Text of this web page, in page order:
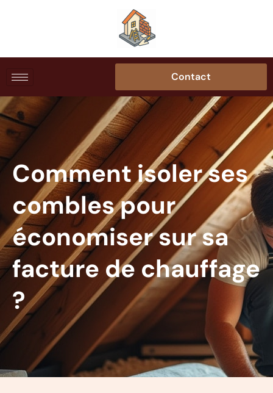
Contact
Comment isoler ses
combles pour
économiser sur sa
facture de chauffage
?